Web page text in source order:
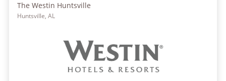
The Westin Huntsville
Huntsville, AL